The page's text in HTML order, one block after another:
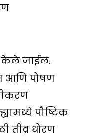
केले जाईल.
आणि पोषण
पौष्टिक
तीव्र धोरण